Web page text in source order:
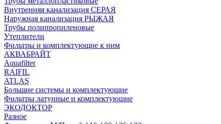
Внутренняя канализация СЕРАЯ
Наружная канализация РЫЖАЯ
Трубы полипропиленовые
Утеплители
Фильтры и комплектующие к ним
АКВАБРАЙТ
Aquafilter
RAIFIL
ATLAS
Большие системы и комплектующие
Фильтры латунные и комплектующие
ЭКОДОКТОР
Разное